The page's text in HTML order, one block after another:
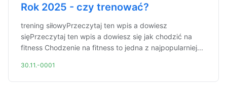
Rok 2025 - czy trenować?
trening siłowyPrzeczytaj ten wpis a dowiesz
sięPrzeczytaj ten wpis a dowiesz się jak chodzić na
fitness Chodzenie na fitness to jedna z najpopularniej...
30.11.-0001